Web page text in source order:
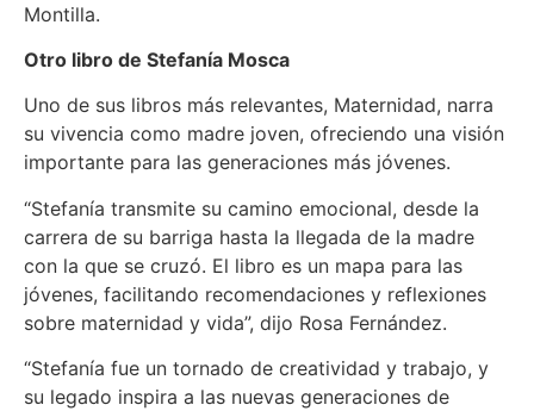
Montilla.
Otro libro de Stefanía Mosca
Uno de sus libros más relevantes, Maternidad, narra
su vivencia como madre joven, ofreciendo una visión
importante para las generaciones más jóvenes.
“Stefanía transmite su camino emocional, desde la
carrera de su barriga hasta la llegada de la madre
con la que se cruzó. El libro es un mapa para las
jóvenes, facilitando recomendaciones y reflexiones
sobre maternidad y vida”, dijo Rosa Fernández.
“Stefanía fue un tornado de creatividad y trabajo, y
su legado inspira a las nuevas generaciones de